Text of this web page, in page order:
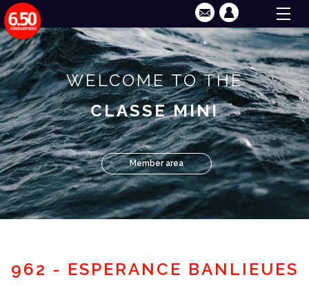
WELCOME TO THE
CLASSE MINI
Member area
962 - ESPERANCE BANLIEUES